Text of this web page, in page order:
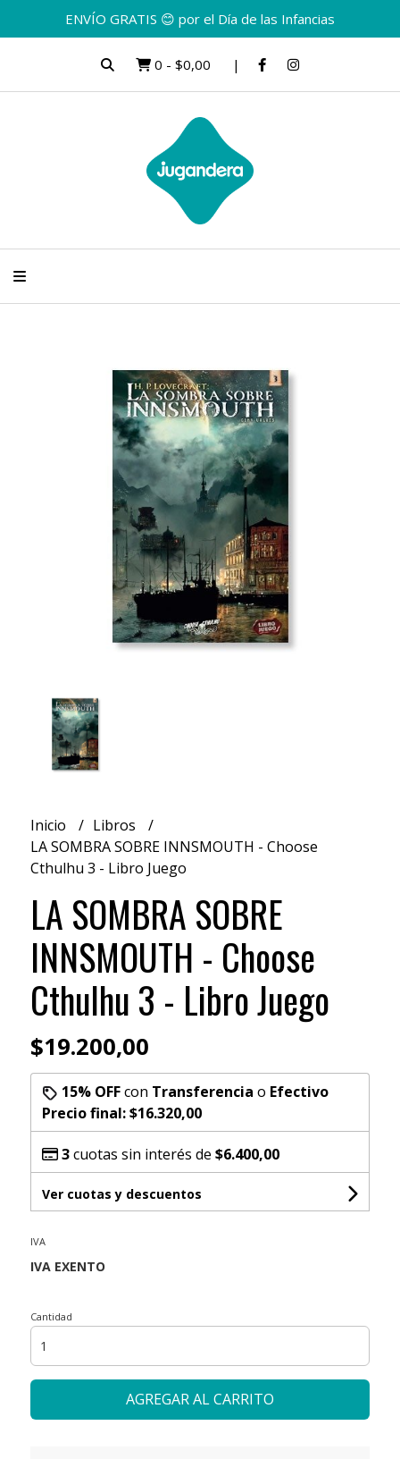
ENVÍO GRATIS 😊 por el Día de las Infancias
0 - $0,00
Inicio
Libros
LA SOMBRA SOBRE INNSMOUTH - Choose
Cthulhu 3 - Libro Juego
LA SOMBRA SOBRE
INNSMOUTH - Choose
Cthulhu 3 - Libro Juego
$19.200,00
15% OFFcon Transferencia o Efectivo
Precio final:$16.320,00
3cuotas sin interés de $6.400,00
Ver cuotas y descuentos
IVA
Cantidad
AGREGAR AL CARRITO